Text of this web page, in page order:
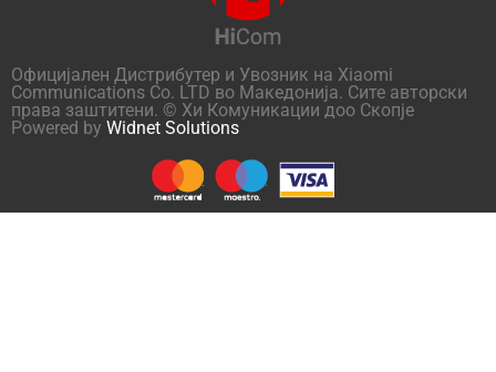
Официјален Дистрибутер и Увозник на Xiaomi
Communications Co. LTD во Македонија. Сите авторски
права заштитени. © Хи Комуникации доо Скопје
Powered by Widnet Solutions